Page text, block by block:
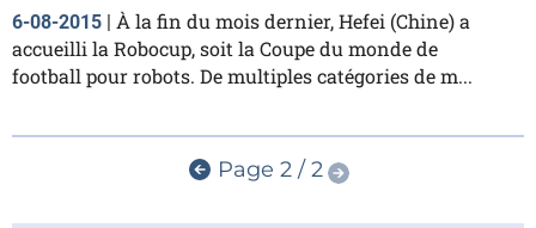
6-08-2015 | À la fin du mois dernier, Hefei (Chine) a
accueilli la Robocup, soit la Coupe du monde de
football pour robots. De multiples catégories de m...
Page 2 / 2